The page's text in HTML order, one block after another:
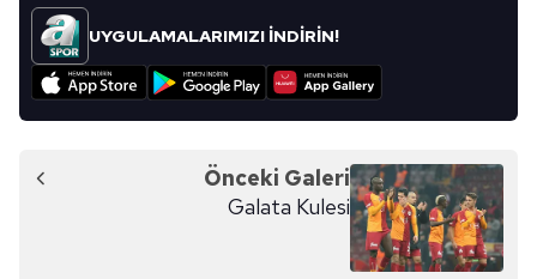
UYGULAMALARIMIZI İNDİRİN!
Önceki Galeri
Galata Kulesi